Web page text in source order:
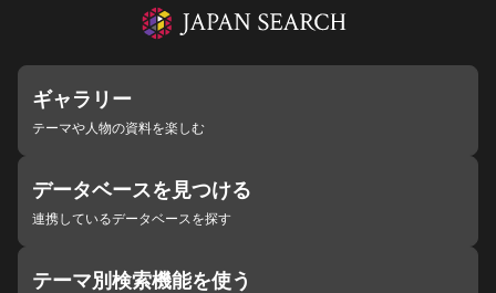
ギャラリー
テーマや人物の資料を楽しむ
データベースを見つける
連携しているデータベースを探す
テーマ別検索機能を使う